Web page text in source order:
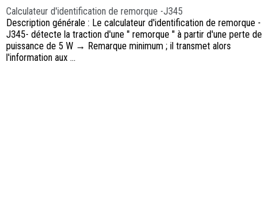
Calculateur d'identification de remorque -J345
Description générale : Le calculateur d'identification de remorque -
J345- détecte la traction d'une " remorque " à partir d'une perte de
puissance de 5 W → Remarque minimum ; il transmet alors
l'information aux ...